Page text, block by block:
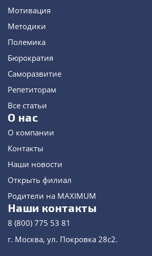
Мотивация
Методики
Полемика
Бюрократия
Саморазвитие
Репетиторам
Все статьи
О нас
О компании
Контакты
Наши новости
Открыть филиал
Родители на MAXIMUM
Наши контакты
8 (800) 775 53 81
г. Москва, ул. Покровка 28с2.